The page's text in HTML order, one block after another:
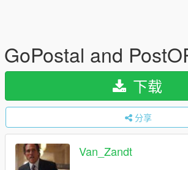
GoPostal and
下载
分享
Van_Zandt